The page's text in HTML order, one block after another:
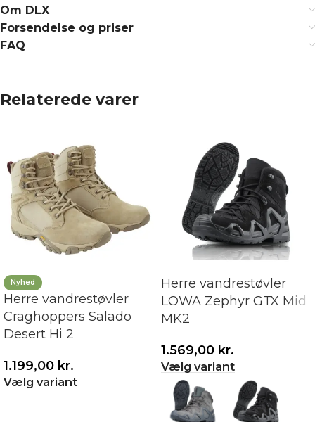
Om DLX
Forsendelse og priser
FAQ
Relaterede varer
Nyhed
Herre vandrestøvler
Craghoppers Salado
Desert Hi 2
1.199,00 kr.
Vælg variant
Herre vandrestøvler
LOWA Zephyr GTX Mid
MK2
1.569,00 kr.
Vælg variant